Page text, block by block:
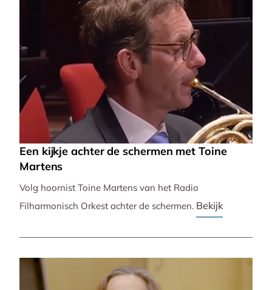
Een kijkje achter de schermen met Toine
Martens
Volg hoornist Toine Martens van het Radio
Filharmonisch Orkest achter de schermen. Bekijk